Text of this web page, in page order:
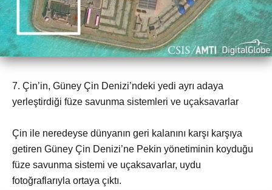
7. Çin’in, Güney Çin Denizi’ndeki yedi ayrı adaya
yerleştirdiği füze savunma sistemleri ve uçaksavarlar
Çin ile neredeyse dünyanın geri kalanını karşı karşıya
getiren Güney Çin Denizi’ne Pekin yönetiminin koyduğu
füze savunma sistemi ve uçaksavarlar, uydu
fotoğraflarıyla ortaya çıktı.